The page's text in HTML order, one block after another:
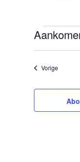
CONTACT
datum.
Vorige